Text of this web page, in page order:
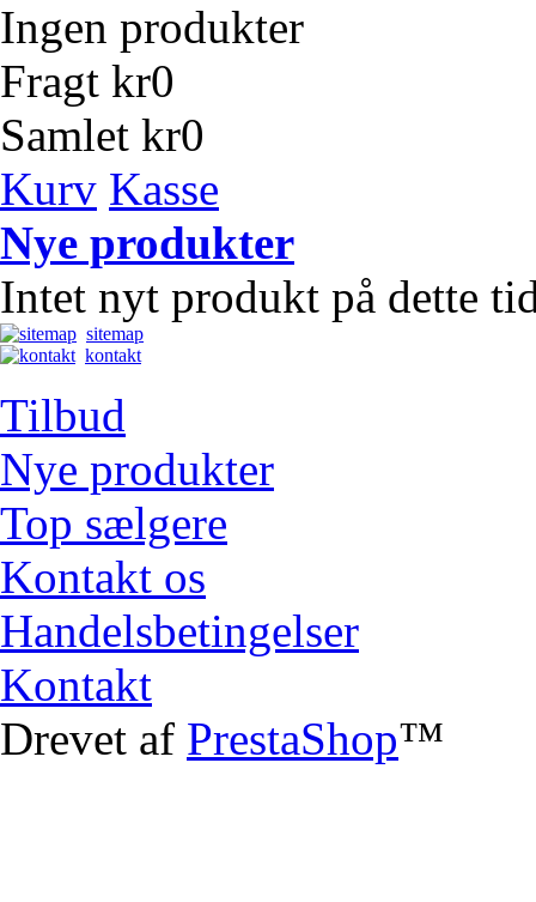
Ingen produkter
Fragt kr0
Samlet kr0
Kurv Kasse
Nye produkter
Intet nyt produkt på dette
sitemap
kontakt
Tilbud
Nye produkter
Top sælgere
Kontakt os
Handelsbetingelser
Kontakt
Drevet af PrestaShop™